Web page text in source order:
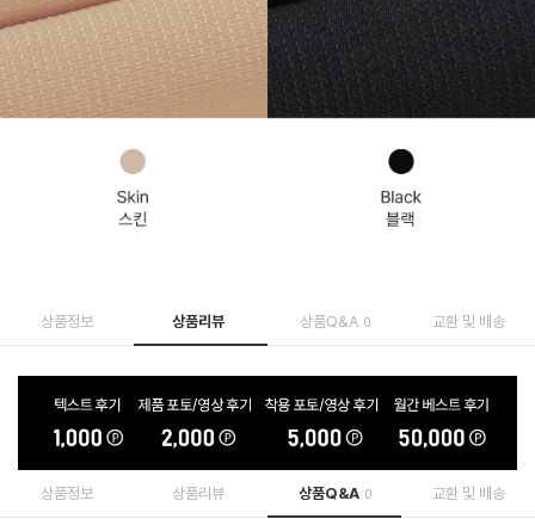
상품정보 상품리뷰 상품Q&A 0 교환 및 배송
상품정보 상품리뷰 상품Q&A 0 교환 및 배송